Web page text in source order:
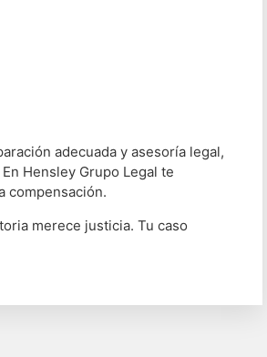
adecuada y asesoría legal,
Hensley Grupo Legal te
compensación.
merece justicia. Tu caso